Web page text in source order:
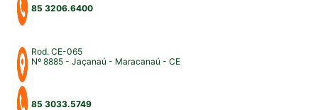
85 3206.6400
Rod. CE-065
Nº 8885 - Jaçanaú - Maracanaú - CE
85 3033.5749